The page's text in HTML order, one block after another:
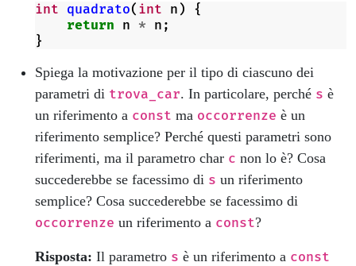
int quadrato( int n )
{
return n * n ;
}
Spiega la motivazione per il tipo di ciascuno dei
parametri di trova_car. In particolare, perché s è
un riferimento a const ma occorrenze è un
riferimento semplice? Perché questi parametri sono
riferimenti, ma il parametro char c non lo è? Cosa
succederebbe se facessimo di s un riferimento
semplice? Cosa succederebbe se facessimo di
occorrenze un riferimento a const?
Risposta: Il parametro s è un riferimento a const